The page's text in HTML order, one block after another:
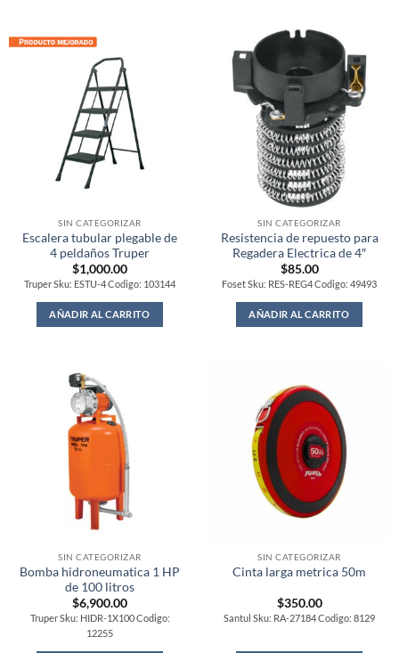
SIN CATEGORIZAR
Escalera tubular plegable de
4 peldaños Truper
$1,000.00
Truper Sku: ESTU-4 Codigo: 103144
AÑADIR AL CARRITO
SIN CATEGORIZAR
Resistencia de repuesto para
Regadera Electrica de 4″
$85.00
Foset Sku: RES-REG4 Codigo: 49493
AÑADIR AL CARRITO
SIN CATEGORIZAR
Bomba hidroneumatica 1 HP
de 100 litros
$6,900.00
Truper Sku: HIDR-1X100 Codigo:
12255
SIN CATEGORIZAR
Cinta larga metrica 50m
$350.00
Santul Sku: RA-27184 Codigo: 8129